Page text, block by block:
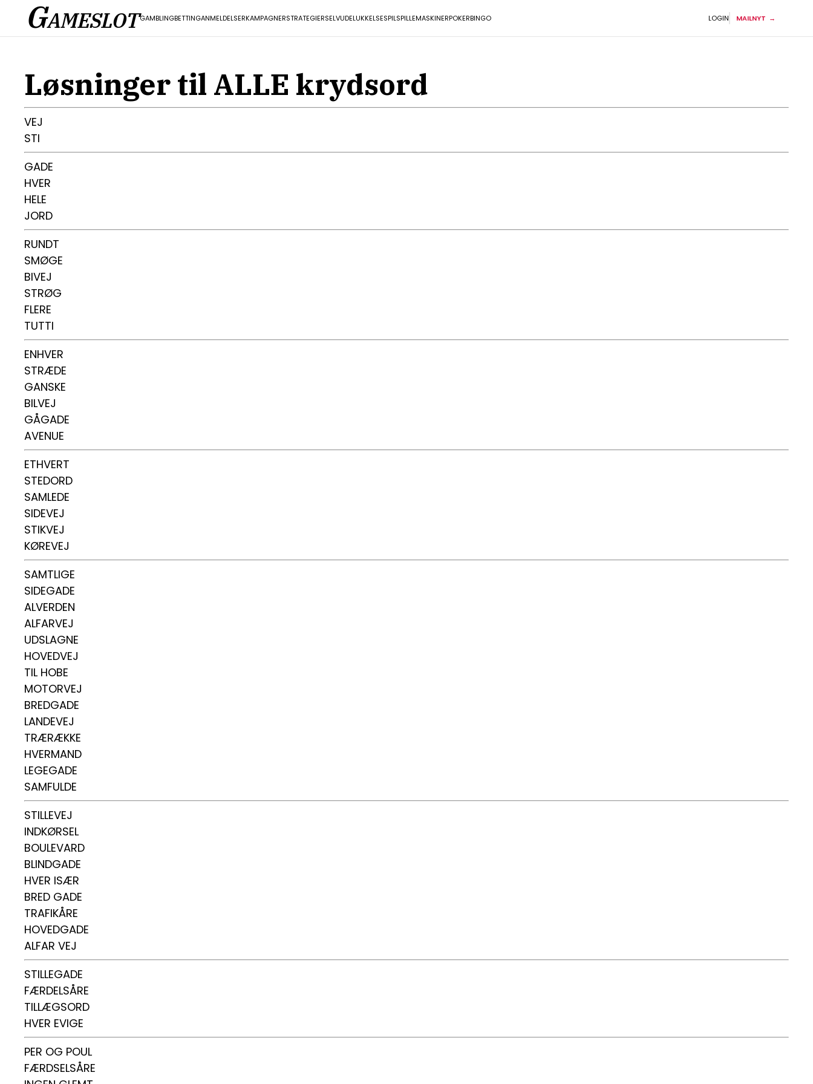
GAMESLOTGAMBLINGBETTINGANMELDELSERKAMPAGNERSTRATEGIERSELVUDELUKKELSESPILSPILLEMASKINERPOKERBINGO LOGIN MAILNYT
Løsninger til ALLE krydsord
VEJ
STI
GADE
HVER
HELE
JORD
RUNDT
SMØGE
BIVEJ
STRØG
FLERE
TUTTI
ENHVER
STRÆDE
GANSKE
BILVEJ
GÅGADE
AVENUE
ETHVERT
STEDORD
SAMLEDE
SIDEVEJ
STIKVEJ
KØREVEJ
SAMTLIGE
SIDEGADE
ALVERDEN
ALFARVEJ
UDSLAGNE
HOVEDVEJ
TIL HOBE
MOTORVEJ
BREDGADE
LANDEVEJ
TRÆRÆKKE
HVERMAND
LEGEGADE
SAMFULDE
STILLEVEJ
INDKØRSEL
BOULEVARD
BLINDGADE
HVER ISÆR
BRED GADE
TRAFIKÅRE
HOVEDGADE
ALFAR VEJ
STILLEGADE
FÆRDELSÅRE
TILLÆGSORD
HVER EVIGE
PER OG POUL
FÆRDSELSÅRE